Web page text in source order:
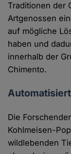
Traditionen der
Artgenossen
auf mögliche
haben und
innerhalb der
Chimento.
Die
Kohlmeisen-
wildlebenden